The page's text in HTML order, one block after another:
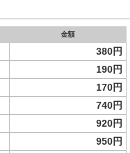
金額
380円
190円
170円
740円
920円
950円